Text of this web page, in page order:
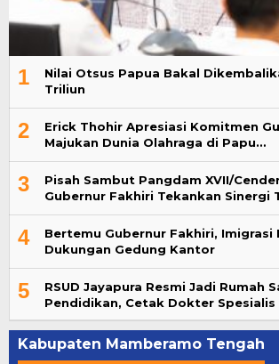
1
Nilai Otsus Papua Bakal
Triliun
2
Erick Thohir Apresiasi Komitmen
Majukan Dunia Olahraga di Papu…
3
Pisah Sambut Pangdam XVII/
Gubernur Fakhiri Tekankan Sinergi
4
Bertemu Gubernur Fakhiri, Imigrasi
Dukungan Gedung Kantor
5
RSUD Jayapura Resmi Jadi Rumah
Pendidikan, Cetak Dokter Spesialis
Kabupaten Mamberamo Tengah